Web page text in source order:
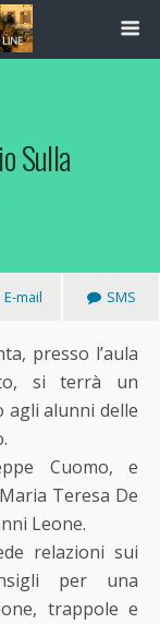
Sulla
E-mail SMS
presso l’aula
si terrà un
agli alunni delle
Cuomo, e
Teresa De
Leone.
relazioni sui
per una
trappole e